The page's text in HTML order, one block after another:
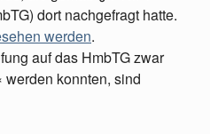
dort nachgefragt hatte.
werden.
auf das HmbTG zwar
konnten, sind